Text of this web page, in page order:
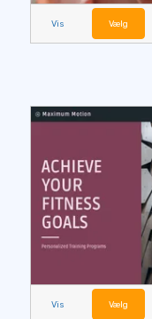
Vis Vælg
Vis Vælg